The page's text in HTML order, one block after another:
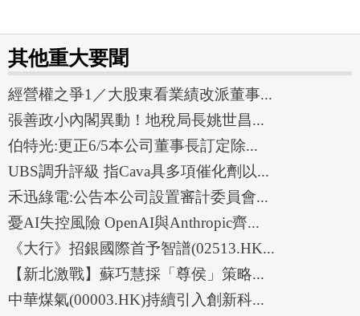
其他重大要聞
經營權之爭1／大股東看業績改派董事...
張善政小內閣異動！地稅局長姚世昌...
伯特光:更正6/5本公司董事長訂定除...
UBS調升評級 指Cava具多項催化劑以...
禾迅綠電:公告本公司設置審計委員會...
憂AI失控風險 OpenAI與Anthropic齊...
《大行》招銀國際首予智譜(02513.HK...
【新北激戰】蘇巧慧採「尊侯」策略...
中華煤氣(00003.HK)持續引入創新科...